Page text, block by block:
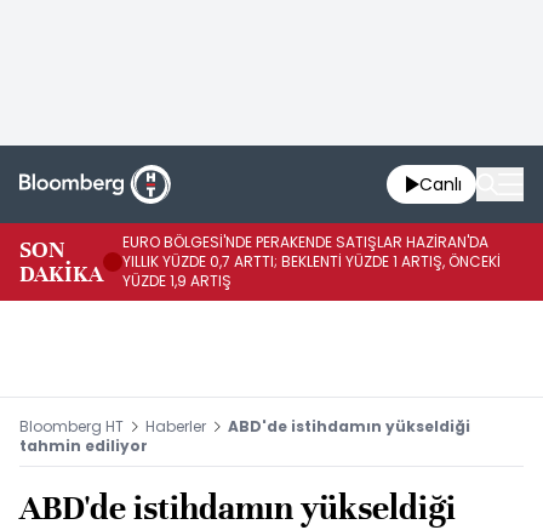
Canlı
SON
DAKİKA
EURO BÖLGESİ'NDE PERAKENDE SATIŞLAR HAZİRAN'DA
YILLIK YÜZDE 0,7 ARTTI; BEKLENTİ YÜZDE 1 ARTIŞ, ÖNCEKİ
YÜZDE 1,9 ARTIŞ
Bloomberg HT Haberler
ABD'de istihdamın yükseldiği
tahmin ediliyor
ABD'de istihdamın yükseldiği